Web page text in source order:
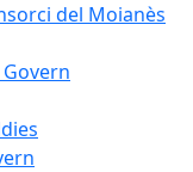
del Moianès